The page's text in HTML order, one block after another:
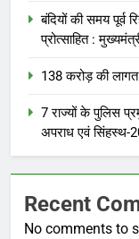
बंदियों की समय पूर्व
प्रोत्साहित :
138 करोड़ की
7 राज्यों के पुलिस
अपराध एवं सिंहस्थ-
Recent
No comments to